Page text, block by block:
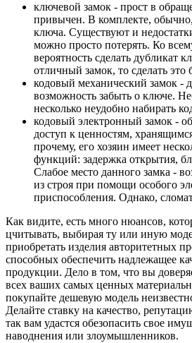
ключевой замок - прост в
привычен. В комплекте,
ключа. Существуют и
можно просто потерять. Ко
вероятность сделать дубликат
отличный замок, то сделать это
кодовый механический замок -
возможность забыть о ключе.
несколько неудобно набирать
кодовый электронный замок -
доступ к ценностям,
прочему, его хозяин имеет
функций: задержка открытия,
Слабое место данного замка -
из строя при помощи особого
приспособления. Однако,
Как видите, есть много нюансов,
цчитывать, выбирая ту или иную
приобретать изделия авторитетных
способных обеспечить надлежащее
продукции. Дело в том, что вы
всех ваших самых ценных
покупайте дешевую модель
Делайте ставку на качество,
так вам удастся обезопасить свое
наводнения или злоумышленников.